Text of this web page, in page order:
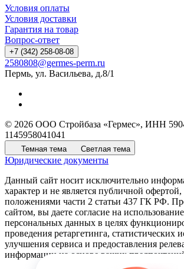
Условия оплаты
Условия доставки
Гарантия на товар
Вопрос-ответ
+7 (342) 258-08-08
2580808@germes-perm.ru
Пермь, ул. Васильева, д.8/1
© 2026 ООО Стройбаза «Гермес», ИНН
1145958041041
Темная тема Светлая тема
Юридические документы
Данный сайт носит исключительно
характер и не является публичной
положениями части 2 статьи 437 ГК РФ.
сайтом, вы даете согласие на
персональных данных в целях
проведения ретаргетинга, статистических
улучшения сервиса и предоставления
информации на основе ваших